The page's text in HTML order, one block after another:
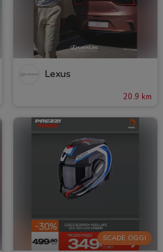
Lexus
20.9 km
SCADE OGGI